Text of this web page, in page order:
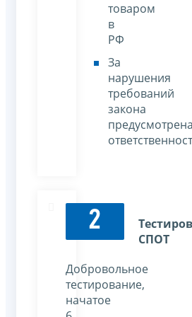
товаром
в
РФ
За
нарушения
требований
закона
предусмотрена
2
СПОТ
Добровольное
тестирование,
начатое